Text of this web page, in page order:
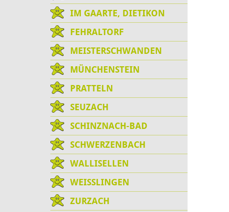
IM GAARTE, DIETIKON
FEHRALTORF
MEISTERSCHWANDEN
MÜNCHENSTEIN
PRATTELN
SEUZACH
SCHINZNACH-BAD
SCHWERZENBACH
WALLISELLEN
WEISSLINGEN
ZURZACH